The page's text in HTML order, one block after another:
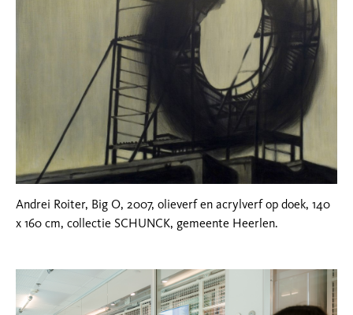
Andrei Roiter, Big O, 2007, olieverf en acrylverf op doek, 140
x 160 cm, collectie SCHUNCK, gemeente Heerlen.